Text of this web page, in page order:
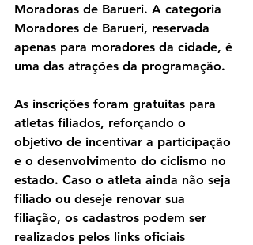
Moradoras de Barueri. A categoria
Moradores de Barueri, reservada
apenas para moradores da cidade, é
uma das atrações da programação.
As inscrições foram gratuitas para
atletas filiados, reforçando o
objetivo de incentivar a participação
e o desenvolvimento do ciclismo no
estado. Caso o atleta ainda não seja
filiado ou deseje renovar sua
filiação, os cadastros podem ser
realizados pelos links oficiais